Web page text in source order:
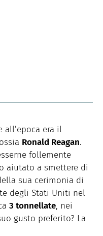
era il
Ronald Reagan.
follemente
aiutato a smettere di
sua cerimonia di
degli Stati Uniti nel
3 tonnellate, nei
gusto preferito? La